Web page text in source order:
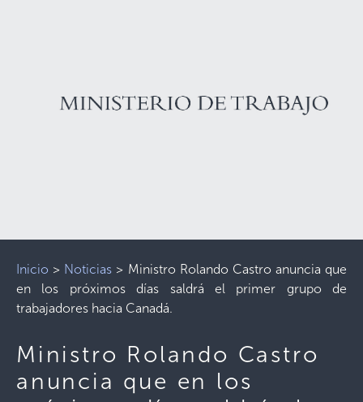
Inicio > Noticias > Ministro Rolando Castro anuncia que
en los próximos días saldrá el primer grupo de
trabajadores hacia Canadá.
Ministro Rolando Castro
anuncia que en los